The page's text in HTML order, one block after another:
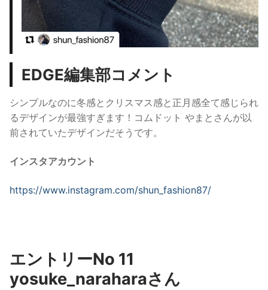
EDGE編集部コメント
シンプルなのに冬感とクリスマス感と正月感全て感じられ
るデザインが最強すぎます！ コムドット やまとさんが以
前されていたデザインだそうです。
インスタアカウント
https://www.instagram.com/shun_fashion87/
エントリーNo 11
yosuke_naraharaさん